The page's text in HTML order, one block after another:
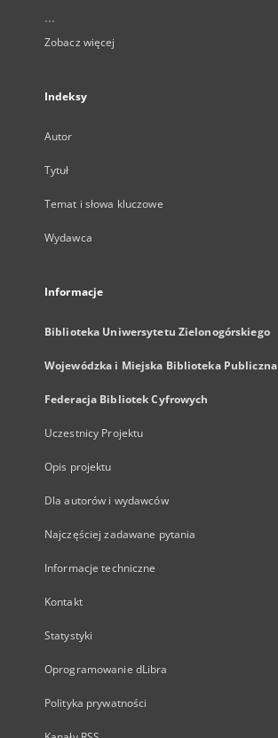
...
Zobacz więcej
Indeksy
Autor
Tytuł
Temat i słowa kluczowe
Wydawca
Informacje
Biblioteka Uniwersytetu Zielonogórskiego
Wojewódzka i Miejska Biblioteka Publiczna
Federacja Bibliotek Cyfrowych
Uczestnicy Projektu
Opis projektu
Dla autorów i wydawców
Najczęściej zadawane pytania
Informacje techniczne
Kontakt
Statystyki
Oprogramowanie dLibra
Polityka prywatności